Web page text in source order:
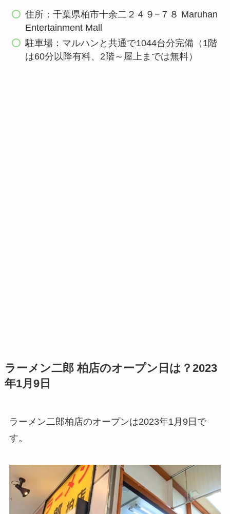
住所：千葉県柏市十余二２４９−７８ Maruhan
Entertainment Mall
駐車場：マルハンと共通で1044台分完備（1階
は60分以降有料、2階～屋上までは無料）
ラーメン二郎 柏店のオープン日は？2023
年1月9日
ラーメン二郎柏店のオープンは2023年1月9日で
す。